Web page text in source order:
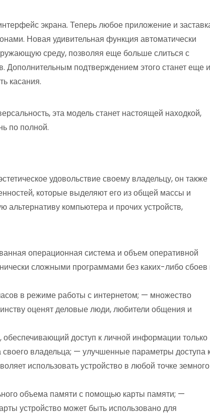
экрана. Теперь любое приложение и
Новая удивительная функция автоматически
среду, позволяя еще больше слиться с
Дополнительным подтверждением этого станет еще и
касания.
эта модель станет настоящей находкой,
по полной.
удовольствие своему владельцу, он также
которые выделяют его из общей массы и
альтернативу компьютера и прочих устройств,
операционная система и объем оперативной
сложными программами без каких-либо сбоев
в режиме работы с интернетом; — множество
оценят деловые люди, любители общения и
доступ к личной информации только
своего владельца; — улучшенные параметры доступа
использовать устройство в любой точке земного
объема памяти с помощью карты памяти; —
устройство может быть использовано для